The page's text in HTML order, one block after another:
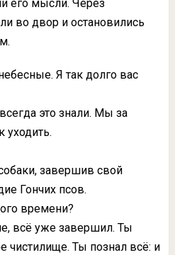
его мысли. Через
во двор и остановились
Я так долго вас
это знали. Мы за
уходить.
завершив свой
Гончих псов.
времени?
всё уже завершил. Ты
чистилище. Ты познал всё: и